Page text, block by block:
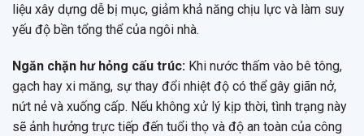
liệu xây dựng dễ bị mục, giảm khả năng chịu lực và làm suy
yếu độ bền tổng thể của ngôi nhà.
Ngăn chặn hư hỏng cấu trúc: Khi nước thấm vào bê tông,
gạch hay xi măng, sự thay đổi nhiệt độ có thể gây giãn nở,
nứt nẻ và xuống cấp. Nếu không xử lý kịp thời, tình trạng này
sẽ ảnh hưởng trực tiếp đến tuổi thọ và độ an toàn của công